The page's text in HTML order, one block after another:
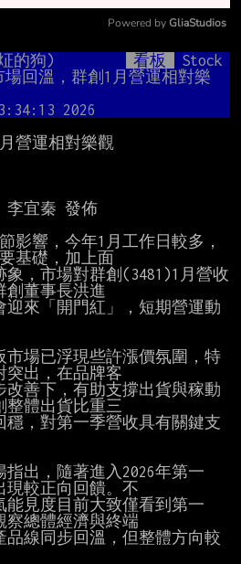
Mute
Powered by GliaStudios
的狗) 看板
Stock
回溫，群創1月營運相對樂
2026
營運相對樂觀
李宜秦 發佈
影響，今年1月工作日較多，
基礎，加上面
象，市場對群創(3481)1月營收
創董事長洪進
迎來「開門紅」，短期營運動
市場已浮現些許漲價氛圍，特
突出，在品牌客
改善下，有助支撐出貨與稼動
整體出貨比重三
穩，對第一季營收具有關鍵支
出，隨著進入2026年第一
現較正向回饋。不
能見度目前大致僅看到第一
察總體經濟與終端
品線同步回溫，但整體方向較